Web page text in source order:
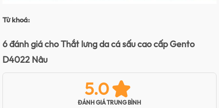
Từ khoá:
6 đánh giá choThắt lưng da cá sấu cao cấp Gento
D4022 Nâu
5.0
ĐÁNH GIÁ TRUNG BÌNH